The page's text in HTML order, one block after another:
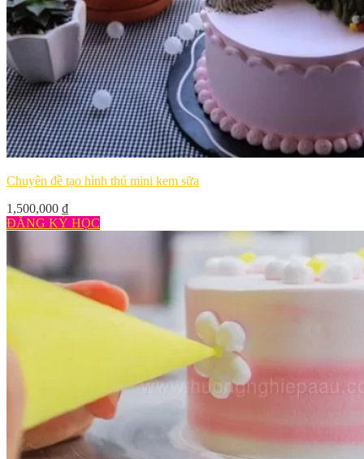
Chuyên đề tạo hình thú mini kem sữa
1,500,000 ₫
ĐĂNG KÝ HỌC